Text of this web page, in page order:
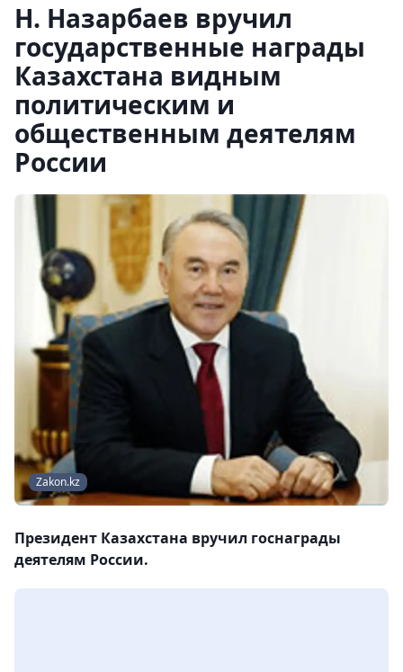
Н. Назарбаев вручил
государственные награды
Казахстана видным
политическим и
общественным деятелям
России
Zakon.kz
Президент Казахстана вручил госнаграды
деятелям России.